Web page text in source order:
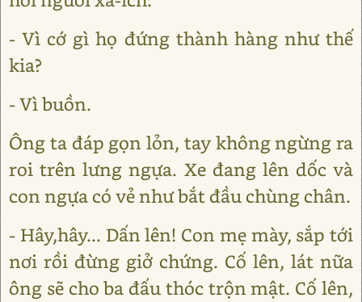
- Vì cớ gì họ đứng thành hàng như thế
kia?
- Vì buồn.
Ông ta đáp gọn lỏn, tay không ngừng ra
roi trên lưng ngựa. Xe đang lên dốc và
con ngựa có vẻ như bắt đầu chùng chân.
- Hây,hây... Dấn lên! Con mẹ mày, sắp tới
nơi rồi đừng giở chứng. Cố lên, lát nữa
ông sẽ cho ba đấu thóc trộn mật. Cố lên,